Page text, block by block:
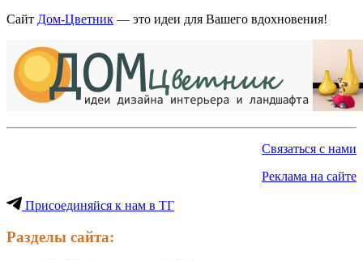
Сайт Дом-Цветник — это идеи для Вашего вдохновения!
Связаться с нами
Реклама на сайте
Присоединяйся к нам в ТГ
Разделы сайта: